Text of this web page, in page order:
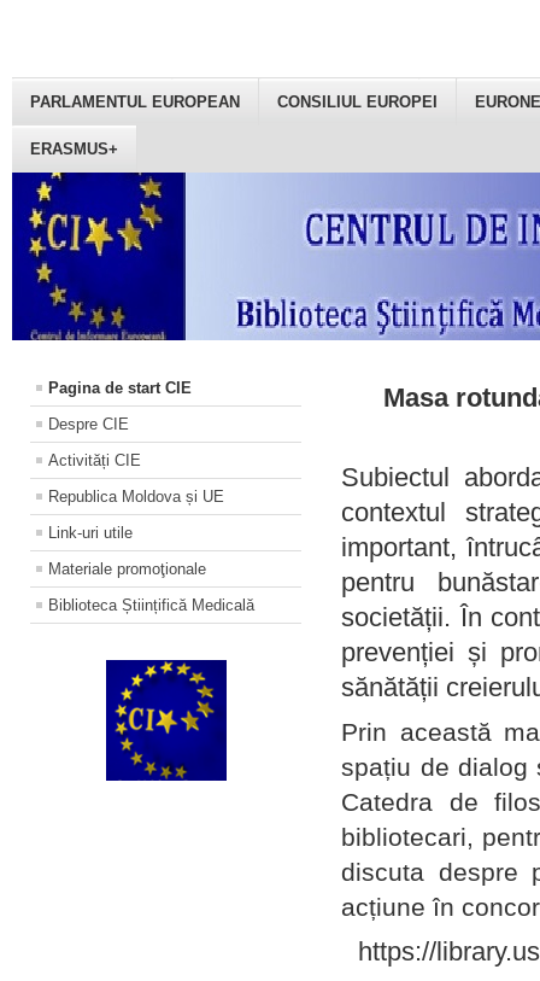
PARLAMENTUL EUROPEAN CONSILIUL EUROPEI
ERASMUS+
Pagina de start CIE
Despre CIE
Activități CIE
Republica Moldova și UE
Link-uri utile
Materiale promoţionale
Biblioteca Științifică Medicală
Masa
Subiectul
contextul
important,
pentru
societății. În
prevenției și
sănătății
Prin această
spațiu de dialog
Catedra de
bibliotecari,
discuta despre
acțiune în
https://